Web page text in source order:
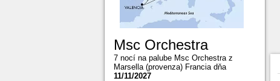
Msc Orchestra
7 nocí na palube Msc Orchestra z
Marsella (provenza) Francia dňa
11/11/2027